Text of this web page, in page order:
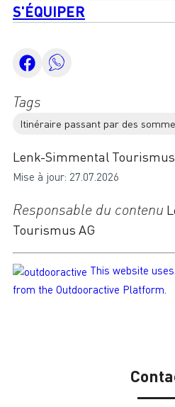
Tags
Itinéraire passant par des
Lenk-Simmental Tourismus
Mise à jour: 27.07.2026
Responsable du contenu
Tourismus AG
This website
from the Outdooractive Platform.
S'ÉQUIPER